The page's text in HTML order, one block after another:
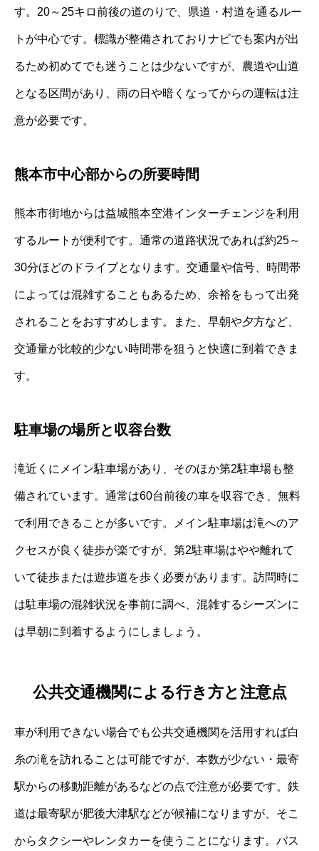
す。20～25キロ前後の道のりで、県道・村道を通るルー
トが中心です。標識が整備されておりナビでも案内が出
るため初めてでも迷うことは少ないですが、農道や山道
となる区間があり、雨の日や暗くなってからの運転は注
意が必要です。
熊本市中心部からの所要時間
熊本市街地からは益城熊本空港インターチェンジを利用
するルートが便利です。通常の道路状況であれば約25～
30分ほどのドライブとなります。交通量や信号、時間帯
によっては混雑することもあるため、余裕をもって出発
されることをおすすめします。また、早朝や夕方など、
交通量が比較的少ない時間帯を狙うと快適に到着できま
す。
駐車場の場所と収容台数
滝近くにメイン駐車場があり、そのほか第2駐車場も整
備されています。通常は60台前後の車を収容でき、無料
で利用できることが多いです。メイン駐車場は滝へのア
クセスが良く徒歩が楽ですが、第2駐車場はやや離れて
いて徒歩または遊歩道を歩く必要があります。訪問時に
は駐車場の混雑状況を事前に調べ、混雑するシーズンに
は早朝に到着するようにしましょう。
公共交通機関による行き方と注意点
車が利用できない場合でも公共交通機関を活用すれば白
糸の滝を訪れることは可能ですが、本数が少ない・最寄
駅からの移動距離があるなどの点で注意が必要です。鉄
道は最寄駅が肥後大津駅などが候補になりますが、そこ
からタクシーやレンタカーを使うことになります。バス